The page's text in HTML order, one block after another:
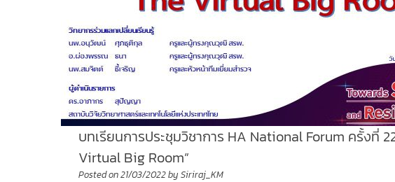
บทเรียนการประชุมวิชาการ HA National Forum ครั้งที่
Virtual Big Room”
Posted on21/03/2022bySiriraj_KM